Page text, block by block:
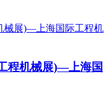
程机械展)—上海国